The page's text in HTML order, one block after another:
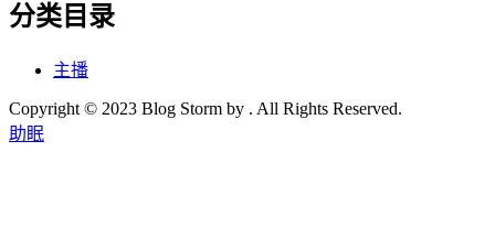
分类目录
主播
Copyright © 2023 Blog Storm by . All Rights Reserved.
助眠